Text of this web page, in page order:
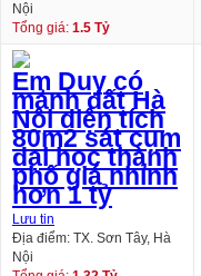
Nội
Tổng giá: 1.5 Tỷ
Em Duy có
mảnh đất Hà
Nội diện tích
80m2 sát cụm
đại học thành
phố giá nhỉnh
hơn 1 tỷ
Lưu tin
Địa điểm: TX. Sơn Tây, Hà
Nội